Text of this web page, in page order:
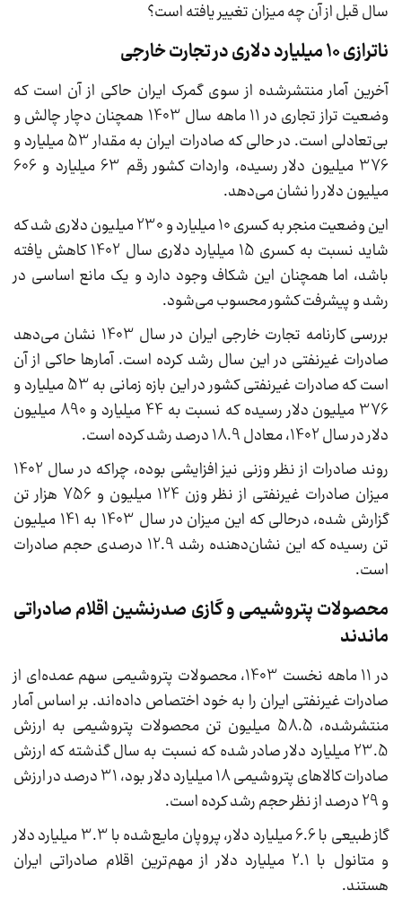
سال قبل از آن چه میزان تغییر یافته است؟
ناترازی 10 میلیارد دلاری در تجارت خارجی
آخرین آمار منتشرشده از سوی گمرک ایران حاکی از آن است که
وضعیت تراز تجاری در 11 ماهه سال 1403 همچنان دچار چالش و
بی‌تعادلی است. در حالی که صادرات ایران به مقدار 53 میلیارد و
376 میلیون دلار رسیده، واردات کشور رقم 63 میلیارد و 606
میلیون دلار را نشان می‌دهد.
این وضعیت منجر به کسری 10 میلیارد و 230 میلیون دلاری شد که
شاید نسبت به کسری 15 میلیارد دلاری سال 1402 کاهش یافته
باشد، اما همچنان این شکاف وجود دارد و یک مانع اساسی در
رشد و پیشرفت کشور محسوب می‌شود.
بررسی کارنامه تجارت خارجی ایران در سال 1403 نشان می‌دهد
صادرات غیرنفتی در این سال رشد کرده است. آمارها حاکی از آن
است که صادرات غیرنفتی کشور در این بازه زمانی به 53 میلیارد و
376 میلیون دلار رسیده که نسبت به 44 میلیارد و 890 میلیون
دلار در سال 1402، معادل 18.9 درصد رشد کرده است.
روند صادرات از نظر وزنی نیز افزایشی بوده، چراکه در سال 1402
میزان صادرات غیرنفتی از نظر وزن 124 میلیون و 756 هزار تن
گزارش شده، درحالی که این میزان در سال 1403 به 141 میلیون
تن رسیده که این نشان‌دهنده رشد 12.9 درصدی حجم صادرات
است.
محصولات پتروشیمی و گازی صدرنشین اقلام صادراتی
ماندند
در 11 ماهه نخست 1403، محصولات پتروشیمی سهم عمده‌ای از
صادرات غیرنفتی ایران را به خود اختصاص داده‌اند. بر اساس آمار
منتشرشده، 58.5 میلیون تن محصولات پتروشیمی به ارزش
23.5 میلیارد دلار صادر شده که نسبت به سال گذشته که ارزش
صادرات کالاهای پتروشیمی 18 میلیارد دلار بود، 31 درصد در ارزش
و 29 درصد از نظر حجم رشد کرده است.
گاز طبیعی با 6.6 میلیارد دلار، پروپان مایع‌شده با 3.3 میلیارد دلار
و متانول با 2.1 میلیارد دلار از مهم‌ترین اقلام صادراتی ایران
هستند.